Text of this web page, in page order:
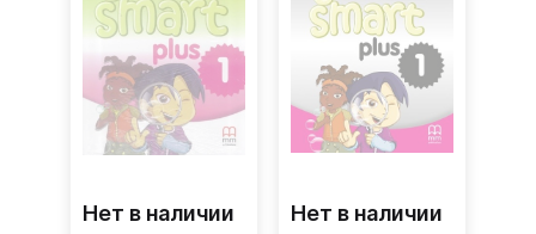
Нет в наличии Нет в наличии